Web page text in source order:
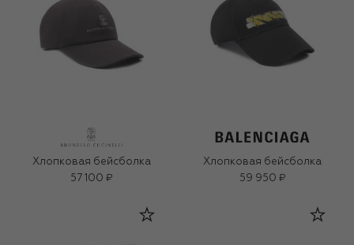
Хлопковая бейсболка
57 100 ₽
Хлопковая бейсболка
59 950 ₽